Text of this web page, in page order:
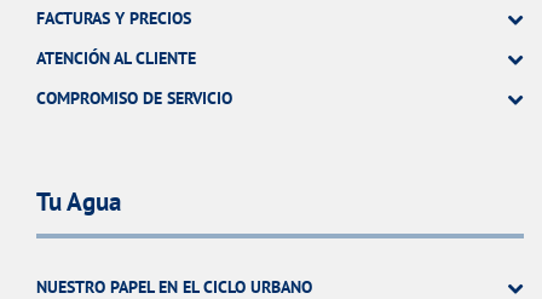
FACTURAS Y PRECIOS
ATENCIÓN AL CLIENTE
COMPROMISO DE SERVICIO
Tu Agua
NUESTRO PAPEL EN EL CICLO URBANO